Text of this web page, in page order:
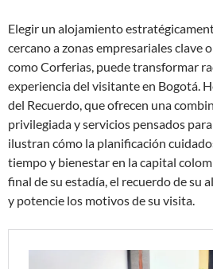
Elegir un alojamiento
cercano a zonas empresariales clave
como Corferias, puede transformar
experiencia del visitante en Bogotá.
del Recuerdo, que ofrecen una
privilegiada y servicios pensados
ilustran cómo la planificación
tiempo y bienestar en la capital
final de su estadía, el recuerdo de su
y potencie los motivos de su visita.